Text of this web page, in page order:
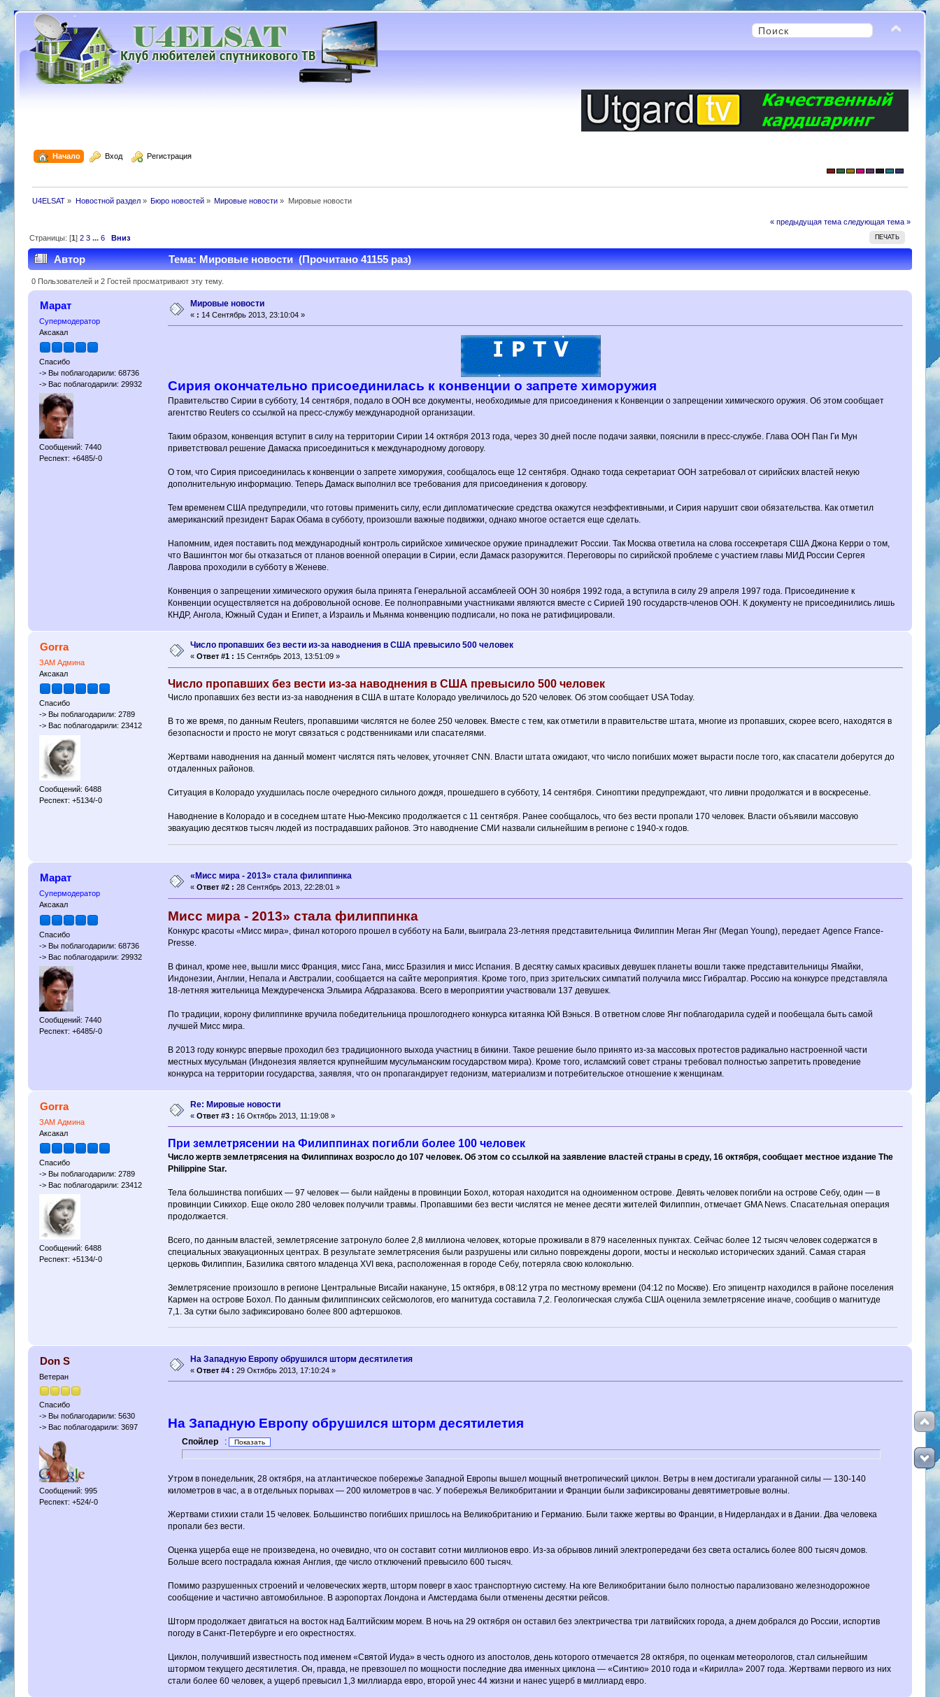
Начало Вход Регистрация
U4ELSAT » Новостной раздел» Бюро новостей » Мировые новости » Мировые новости
« предыдущая тема следующая тема »
ПЕЧАТЬ
Страницы: [1]2 3 ...6 Вниз
Автор Тема: Мировые новости (Прочитано 41155 раз)
0 Пользователей и 2 Гостей просматривают эту тему.
Марат
Супермодератор
Аксакал
Спасибо
-> Вы поблагодарили: 68736
-> Вас поблагодарили: 29932
Сообщений: 7440
Респект: +6485/-0
Мировые новости
« : 14 Сентябрь 2013, 23:10:04 »
Сирия окончательно присоединилась к конвенции о запрете химоружия
Правительство Сирии в субботу, 14 сентября, подало в ООН все документы, необходимые для присоединения к Конвенции о запрещении химического оружия. Об этом сообщает
агентство Reuters со ссылкой на пресс-службу международной организации.
Таким образом, конвенция вступит в силу на территории Сирии 14 октября 2013 года, через 30 дней после подачи заявки, пояснили в пресс-службе. Глава ООН Пан Ги Мун
приветствовал решение Дамаска присоединиться к международному договору.
О том, что Сирия присоединилась к конвенции о запрете химоружия, сообщалось еще 12 сентября. Однако тогда секретариат ООН затребовал от сирийских властей некую
дополнительную информацию. Теперь Дамаск выполнил все требования для присоединения к договору.
Тем временем США предупредили, что готовы применить силу, если дипломатические средства окажутся неэффективными, и Сирия нарушит свои обязательства. Как отметил
американский президент Барак Обама в субботу, произошли важные подвижки, однако многое остается еще сделать.
Напомним, идея поставить под международный контроль сирийское химическое оружие принадлежит России. Так Москва ответила на слова госсекретаря США Джона Керри о том,
что Вашингтон мог бы отказаться от планов военной операции в Сирии, если Дамаск разоружится. Переговоры по сирийской проблеме с участием главы МИД России Сергея
Лаврова проходили в субботу в Женеве.
Конвенция о запрещении химического оружия была принята Генеральной ассамблеей ООН 30 ноября 1992 года, а вступила в силу 29 апреля 1997 года. Присоединение к
Конвенции осуществляется на добровольной основе. Ее полноправными участниками являются вместе с Сирией 190 государств-членов ООН. К документу не присоединились лишь
КНДР, Ангола, Южный Судан и Египет, а Израиль и Мьянма конвенцию подписали, но пока не ратифицировали.
Gorra
ЗАМ Админа
Аксакал
Спасибо
-> Вы поблагодарили: 2789
-> Вас поблагодарили: 23412
Сообщений: 6488
Респект: +5134/-0
Число пропавших без вести из-за наводнения в США превысило 500 человек
«Ответ #1 : 15 Сентябрь 2013, 13:51:09 »
Число пропавших без вести из-за наводнения в США превысило 500 человек
Число пропавших без вести из-за наводнения в США в штате Колорадо увеличилось до 520 человек. Об этом сообщает USA Today.
В то же время, по данным Reuters, пропавшими числятся не более 250 человек. Вместе с тем, как отметили в правительстве штата, многие из пропавших, скорее всего, находятся в
безопасности и просто не могут связаться с родственниками или спасателями.
Жертвами наводнения на данный момент числятся пять человек, уточняет CNN. Власти штата ожидают, что число погибших может вырасти после того, как спасатели доберутся до
отдаленных районов.
Ситуация в Колорадо ухудшилась после очередного сильного дождя, прошедшего в субботу, 14 сентября. Синоптики предупреждают, что ливни продолжатся и в воскресенье.
Наводнение в Колорадо и в соседнем штате Нью-Мексико продолжается с 11 сентября. Ранее сообщалось, что без вести пропали 170 человек. Власти объявили массовую
эвакуацию десятков тысяч людей из пострадавших районов. Это наводнение СМИ назвали сильнейшим в регионе с 1940-х годов.
Марат
Супермодератор
Аксакал
Спасибо
-> Вы поблагодарили: 68736
-> Вас поблагодарили: 29932
Сообщений: 7440
Респект: +6485/-0
«Мисс мира - 2013» стала филиппинка
«Ответ #2 : 28 Сентябрь 2013, 22:28:01 »
Мисс мира - 2013» стала филиппинка
Конкурс красоты «Мисс мира», финал которого прошел в субботу на Бали, выиграла 23-летняя представительница Филиппин Меган Янг (Megan Young), передает Agence France-
Presse.
В финал, кроме нее, вышли мисс Франция, мисс Гана, мисс Бразилия и мисс Испания. В десятку самых красивых девушек планеты вошли также представительницы Ямайки,
Индонезии, Англии, Непала и Австралии, сообщается на сайте мероприятия. Кроме того, приз зрительских симпатий получила мисс Гибралтар. Россию на конкурсе представляла
18-летняя жительница Междуреченска Эльмира Абдразакова. Всего в мероприятии участвовали 137 девушек.
По традиции, корону филиппинке вручила победительница прошлогоднего конкурса китаянка Юй Вэнься. В ответном слове Янг поблагодарила судей и пообещала быть самой
лучшей Мисс мира.
В 2013 году конкурс впервые проходил без традиционного выхода участниц в бикини. Такое решение было принято из-за массовых протестов радикально настроенной части
местных мусульман (Индонезия является крупнейшим мусульманским государством мира). Кроме того, исламский совет страны требовал полностью запретить проведение
конкурса на территории государства, заявляя, что он пропагандирует гедонизм, материализм и потребительское отношение к женщинам.
Gorra
ЗАМ Админа
Аксакал
Спасибо
-> Вы поблагодарили: 2789
-> Вас поблагодарили: 23412
Сообщений: 6488
Респект: +5134/-0
Re: Мировые новости
«Ответ #3 : 16 Октябрь 2013, 11:19:08 »
При землетрясении на Филиппинах погибли более 100 человек
Число жертв землетрясения на Филиппинах возросло до 107 человек. Об этом со ссылкой на заявление властей страны в среду, 16 октября, сообщает местное издание The
Philippine Star.
Тела большинства погибших — 97 человек — были найдены в провинции Бохол, которая находится на одноименном острове. Девять человек погибли на острове Себу, один — в
провинции Сикихор. Еще около 280 человек получили травмы. Пропавшими без вести числятся не менее десяти жителей Филиппин, отмечает GMA News. Спасательная операция
продолжается.
Всего, по данным властей, землетрясение затронуло более 2,8 миллиона человек, которые проживали в 879 населенных пунктах. Сейчас более 12 тысяч человек содержатся в
специальных эвакуационных центрах. В результате землетрясения были разрушены или сильно повреждены дороги, мосты и несколько исторических зданий. Самая старая
церковь Филиппин, Базилика святого младенца XVI века, расположенная в городе Себу, потеряла свою колокольню.
Землетрясение произошло в регионе Центральные Висайи накануне, 15 октября, в 08:12 утра по местному времени (04:12 по Москве). Его эпицентр находился в районе поселения
Кармен на острове Бохол. По данным филиппинских сейсмологов, его магнитуда составила 7,2. Геологическая служба США оценила землетрясение иначе, сообщив о магнитуде
7,1. За сутки было зафиксировано более 800 афтершоков.
Don S
Ветеран
Спасибо
-> Вы поблагодарили: 5630
-> Вас поблагодарили: 3697
Сообщений: 995
Респект: +524/-0
На Западную Европу обрушился шторм десятилетия
«Ответ #4 : 29 Октябрь 2013, 17:10:24 »
На Западную Европу обрушился шторм десятилетия
Спойлер :
Утром в понедельник, 28 октября, на атлантическое побережье Западной Европы вышел мощный внетропический циклон. Ветры в нем достигали ураганной силы — 130-140
километров в час, а в отдельных порывах — 200 километров в час. У побережья Великобритании и Франции были зафиксированы девятиметровые волны.
Жертвами стихии стали 15 человек. Большинство погибших пришлось на Великобританию и Германию. Были также жертвы во Франции, в Нидерландах и в Дании. Два человека
пропали без вести.
Оценка ущерба еще не произведена, но очевидно, что он составит сотни миллионов евро. Из-за обрывов линий электропередачи без света остались более 800 тысяч домов.
Больше всего пострадала южная Англия, где число отключений превысило 600 тысяч.
Помимо разрушенных строений и человеческих жертв, шторм поверг в хаос транспортную систему. На юге Великобритании было полностью парализовано железнодорожное
сообщение и частично автомобильное. В аэропортах Лондона и Амстердама были отменены десятки рейсов.
Шторм продолжает двигаться на восток над Балтийским морем. В ночь на 29 октября он оставил без электричества три латвийских города, а днем добрался до России, испортив
погоду в Санкт-Петербурге и его окрестностях.
Циклон, получивший известность под именем «Святой Иуда» в честь одного из апостолов, день которого отмечается 28 октября, по оценкам метеорологов, стал сильнейшим
штормом текущего десятилетия. Он, правда, не превзошел по мощности последние два именных циклона — «Синтию» 2010 года и «Кирилла» 2007 года. Жертвами первого из них
стали более 60 человек, а ущерб превысил 1,3 миллиарда евро, второй унес 44 жизни и нанес ущерб в миллиард евро.